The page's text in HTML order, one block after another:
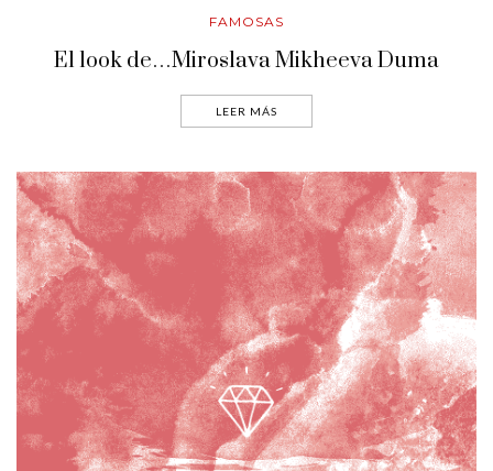
FAMOSAS
El look de…Miroslava Mikheeva Duma
LEER MÁS